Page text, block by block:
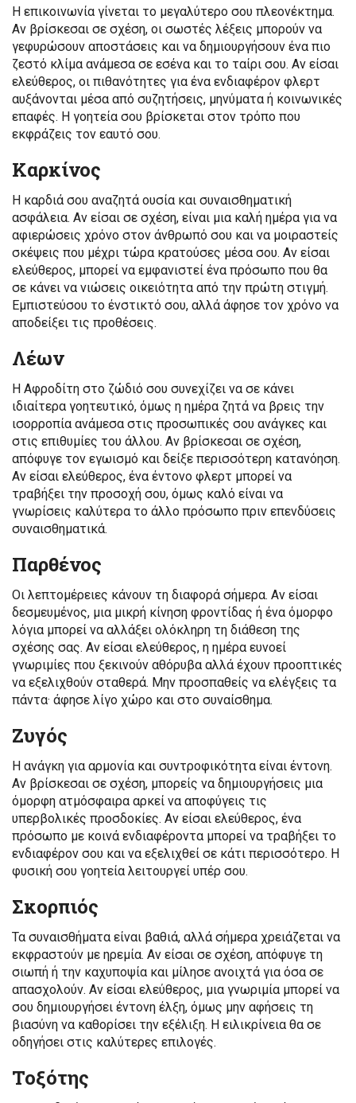
Η επικοινωνία γίνεται το μεγαλύτερο σου πλεονέκτημα.
Αν βρίσκεσαι σε σχέση, οι σωστές λέξεις μπορούν να
γεφυρώσουν αποστάσεις και να δημιουργήσουν ένα πιο
ζεστό κλίμα ανάμεσα σε εσένα και το ταίρι σου. Αν είσαι
ελεύθερος, οι πιθανότητες για ένα ενδιαφέρον φλερτ
αυξάνονται μέσα από συζητήσεις, μηνύματα ή κοινωνικές
επαφές. Η γοητεία σου βρίσκεται στον τρόπο που
εκφράζεις τον εαυτό σου.
Καρκίνος
Η καρδιά σου αναζητά ουσία και συναισθηματική
ασφάλεια. Αν είσαι σε σχέση, είναι μια καλή ημέρα για να
αφιερώσεις χρόνο στον άνθρωπό σου και να μοιραστείς
σκέψεις που μέχρι τώρα κρατούσες μέσα σου. Αν είσαι
ελεύθερος, μπορεί να εμφανιστεί ένα πρόσωπο που θα
σε κάνει να νιώσεις οικειότητα από την πρώτη στιγμή.
Εμπιστεύσου το ένστικτό σου, αλλά άφησε τον χρόνο να
αποδείξει τις προθέσεις.
Λέων
Η Αφροδίτη στο ζώδιό σου συνεχίζει να σε κάνει
ιδιαίτερα γοητευτικό, όμως η ημέρα ζητά να βρεις την
ισορροπία ανάμεσα στις προσωπικές σου ανάγκες και
στις επιθυμίες του άλλου. Αν βρίσκεσαι σε σχέση,
απόφυγε τον εγωισμό και δείξε περισσότερη κατανόηση.
Αν είσαι ελεύθερος, ένα έντονο φλερτ μπορεί να
τραβήξει την προσοχή σου, όμως καλό είναι να
γνωρίσεις καλύτερα το άλλο πρόσωπο πριν επενδύσεις
συναισθηματικά.
Παρθένος
Οι λεπτομέρειες κάνουν τη διαφορά σήμερα. Αν είσαι
δεσμευμένος, μια μικρή κίνηση φροντίδας ή ένα όμορφο
λόγια μπορεί να αλλάξει ολόκληρη τη διάθεση της
σχέσης σας. Αν είσαι ελεύθερος, η ημέρα ευνοεί
γνωριμίες που ξεκινούν αθόρυβα αλλά έχουν προοπτικές
να εξελιχθούν σταθερά. Μην προσπαθείς να ελέγξεις τα
πάντα· άφησε λίγο χώρο και στο συναίσθημα.
Ζυγός
Η ανάγκη για αρμονία και συντροφικότητα είναι έντονη.
Αν βρίσκεσαι σε σχέση, μπορείς να δημιουργήσεις μια
όμορφη ατμόσφαιρα αρκεί να αποφύγεις τις
υπερβολικές προσδοκίες. Αν είσαι ελεύθερος, ένα
πρόσωπο με κοινά ενδιαφέροντα μπορεί να τραβήξει το
ενδιαφέρον σου και να εξελιχθεί σε κάτι περισσότερο. Η
φυσική σου γοητεία λειτουργεί υπέρ σου.
Σκορπιός
Τα συναισθήματα είναι βαθιά, αλλά σήμερα χρειάζεται να
εκφραστούν με ηρεμία. Αν είσαι σε σχέση, απόφυγε τη
σιωπή ή την καχυποψία και μίλησε ανοιχτά για όσα σε
απασχολούν. Αν είσαι ελεύθερος, μια γνωριμία μπορεί να
σου δημιουργήσει έντονη έλξη, όμως μην αφήσεις τη
βιασύνη να καθορίσει την εξέλιξη. Η ειλικρίνεια θα σε
οδηγήσει στις καλύτερες επιλογές.
Τοξότης